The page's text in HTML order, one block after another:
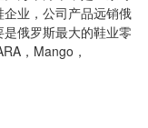
业，公司产品远销俄
俄罗斯最大的鞋业零
，Mango，